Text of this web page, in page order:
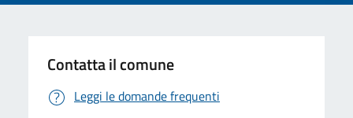
Contatta il comune
Leggi le domande frequenti